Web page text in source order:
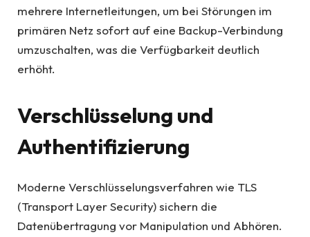
mehrere Internetleitungen, um bei Störungen im
primären Netz sofort auf eine Backup-Verbindung
umzuschalten, was die Verfügbarkeit deutlich
erhöht.
Verschlüsselung und
Authentifizierung
Moderne Verschlüsselungsverfahren wie TLS
(Transport Layer Security) sichern die
Datenübertragung vor Manipulation und Abhören.